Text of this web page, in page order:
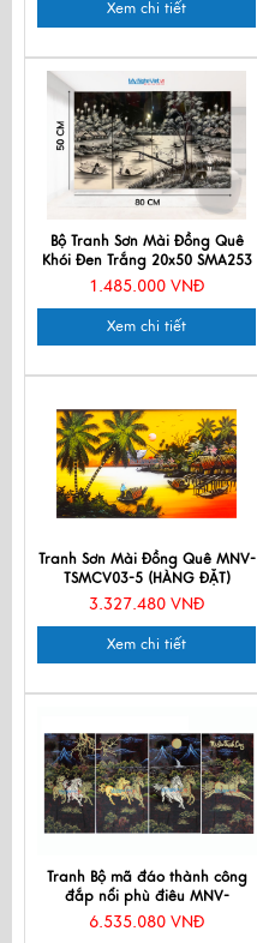
Xem chi tiết
Bộ Tranh Sơn Mài Đồng Quê
Khói Đen Trắng 20x50 SMA253
1.485.000 VNĐ
Xem chi tiết
Tranh Sơn Mài Đồng Quê MNV-
TSMCV03-5 (HÀNG ĐẶT)
3.327.480 VNĐ
Xem chi tiết
Tranh Bộ mã đáo thành công
đắp nổi phù điêu MNV-
TSM488-2
6.535.080 VNĐ